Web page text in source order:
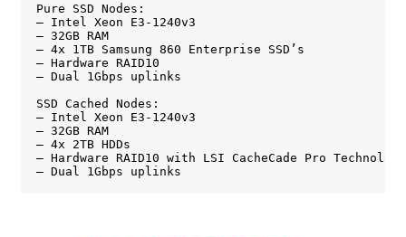
Pure SSD Nodes:
– Intel Xeon E3-1240v3
– 32GB RAM
– 4x 1TB Samsung 860 Enterprise SSD’s
– Hardware RAID10
– Dual 1Gbps uplinks
SSD Cached Nodes:
– Intel Xeon E3-1240v3
– 32GB RAM
– 4x 2TB HDDs
– Hardware RAID10 with LSI CacheCade Pro Technology
– Dual 1Gbps uplinks